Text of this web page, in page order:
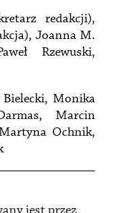
redakcji),
Joanna M.
Rzewuski,
Monika
Marcin
Ochnik,